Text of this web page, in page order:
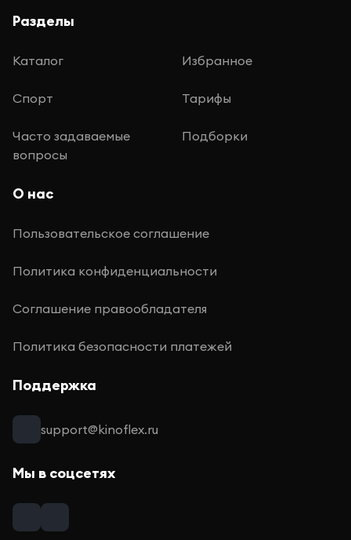
Разделы
Каталог Избранное
Спорт Тарифы
Часто задаваемые
вопросы
Подборки
О нас
Пользовательское соглашение
Политика конфиденциальности
Соглашение правообладателя
Политика безопасности платежей
Поддержка
support@kinoflex.ru
Мы в соцсетях